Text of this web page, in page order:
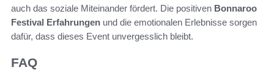
auch das soziale Miteinander fördert. Die positiven Bonnaroo
Festival Erfahrungen und die emotionalen Erlebnisse sorgen
dafür, dass dieses Event unvergesslich bleibt.
FAQ